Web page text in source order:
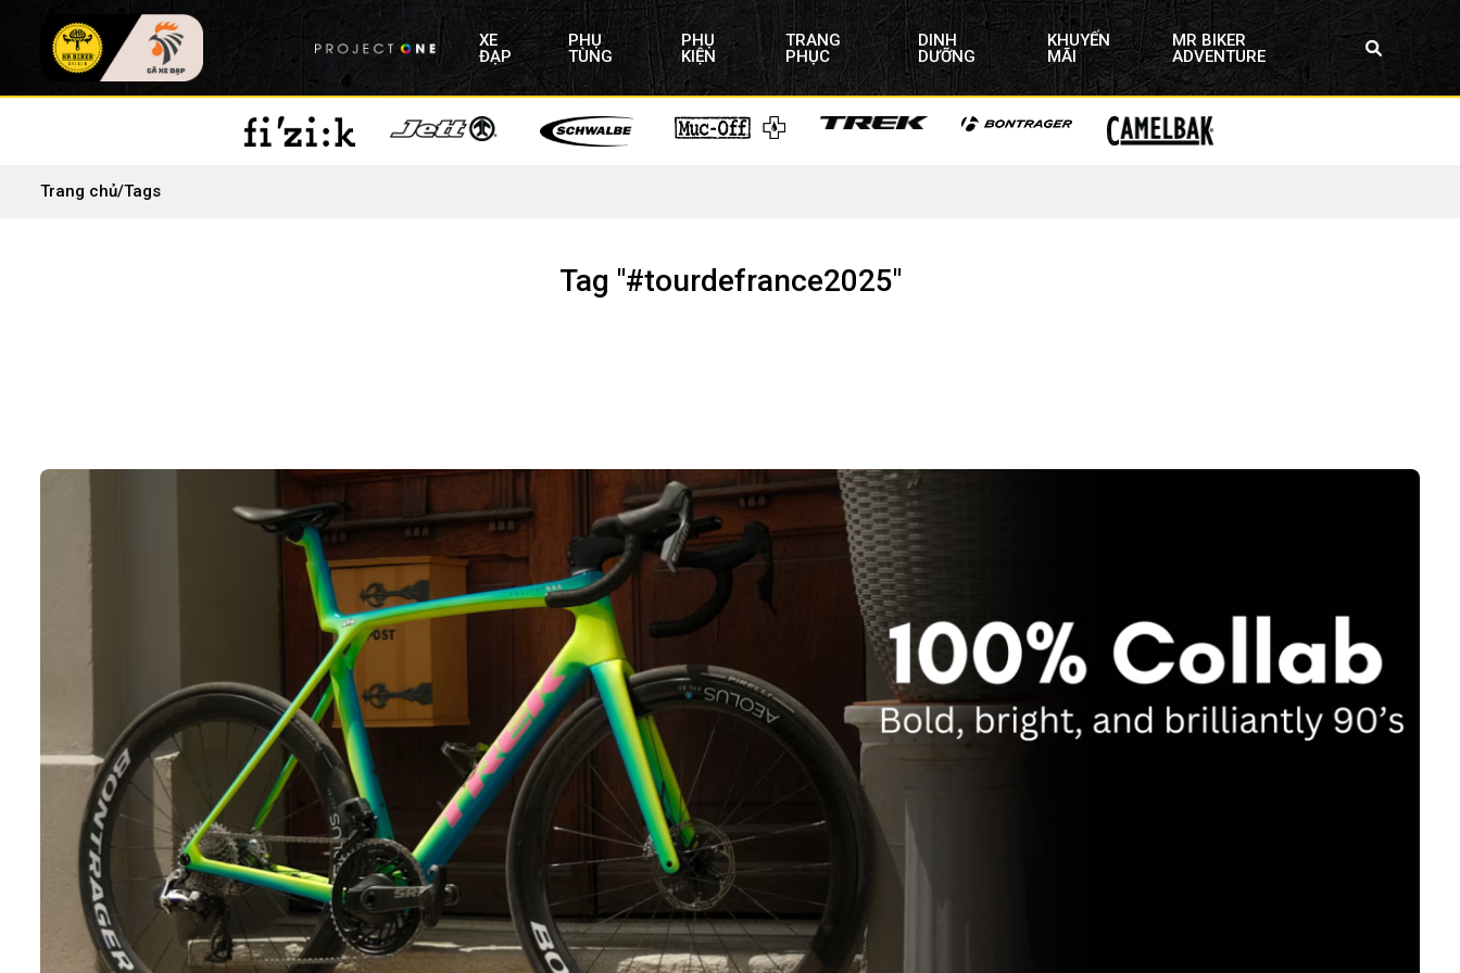
XE
ĐẠP
PHỤ
TÙNG
PHỤ
KIỆN
TRANG
PHỤC
DINH
DƯỠNG
KHUYẾN
MÃI
MR BIKER
ADVENTURE
Trang chủ/Tags
Tag "#tourdefrance2025"